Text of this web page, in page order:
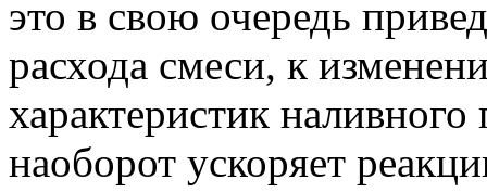
это в свою очередь
расхода смеси, к
характеристик
наоборот ускоряет